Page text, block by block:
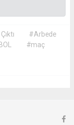
#Arbede
#maç